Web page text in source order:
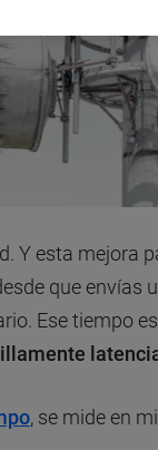
Y esta mejora
que envías
Ese tiempo
, se mide en